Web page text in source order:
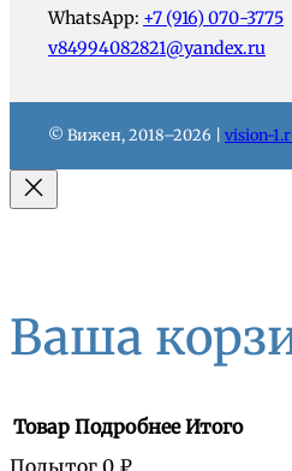
WhatsApp: +7 (916) 070-3775
v84994082821@yandex.ru
© Вижен, 2018–2026 | vision-
Ваша
Товар Подробнее Итого
Подытог 0 ₽